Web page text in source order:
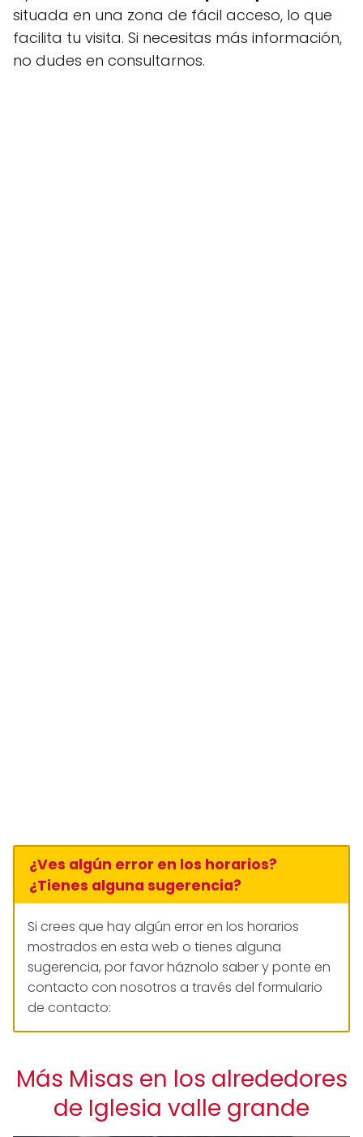
situada en una zona de fácil acceso, lo que
facilita tu visita. Si necesitas más información,
no dudes en consultarnos.
¿Ves algún error en los horarios?
¿Tienes alguna sugerencia?
Si crees que hay algún error en los horarios
mostrados en esta web o tienes alguna
sugerencia, por favor háznolo saber y ponte en
contacto con nosotros a través del formulario
de contacto:
Más Misas en los alrededores
de Iglesia valle grande